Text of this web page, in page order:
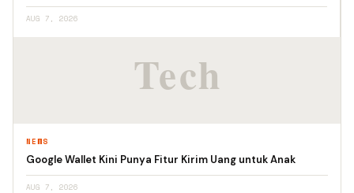
AUG 7, 2026
NEWS
Google Wallet Kini Punya Fitur Kirim Uang untuk Anak
AUG 7, 2026